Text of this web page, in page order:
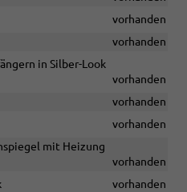
vorhanden
vorhanden
in Silber-Look
vorhanden
vorhanden
vorhanden
mit Heizung
vorhanden
vorhanden